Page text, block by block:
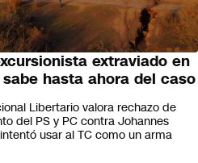
extraviado en
hasta ahora del caso
Libertario valora rechazo de
del PS y PC contra Johannes
usar al TC como un arma